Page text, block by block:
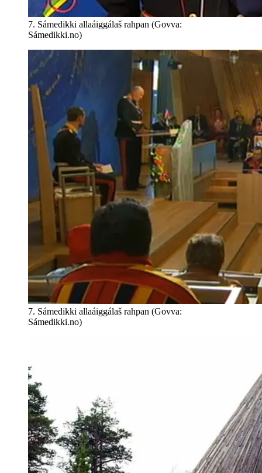
7. Sámedikki allaáiggálaš rahpan (Govva:
Sámedikki.no)
7. Sámedikki allaáiggálaš rahpan (Govva:
Sámedikki.no)